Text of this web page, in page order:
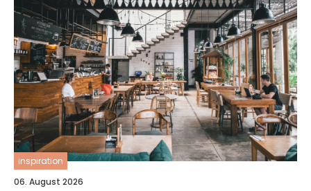
inspiration
06. August 2026